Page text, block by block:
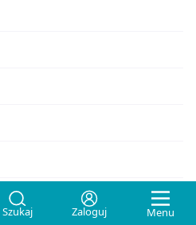
Szukaj Zaloguj Menu